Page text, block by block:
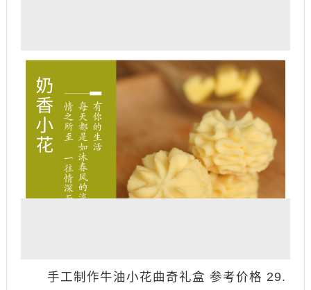
手工制作牛油小花曲奇礼盒 参考价格 29.